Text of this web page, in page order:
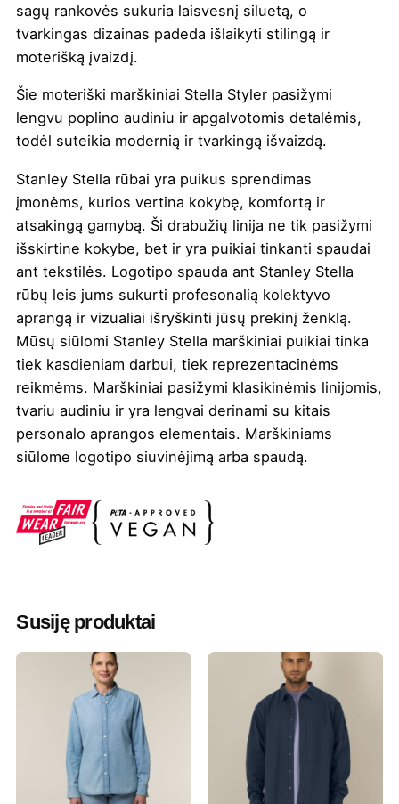
sagų rankovės sukuria laisvesnį siluetą, o
tvarkingas dizainas padeda išlaikyti stilingą ir
moterišką įvaizdį.
Šie moteriški marškiniai Stella Styler pasižymi
lengvu poplino audiniu ir apgalvotomis detalėmis,
todėl suteikia modernią ir tvarkingą išvaizdą.
Stanley Stella rūbai yra puikus sprendimas
įmonėms, kurios vertina kokybę, komfortą ir
atsakingą gamybą. Ši drabužių linija ne tik pasižymi
išskirtine kokybe, bet ir yra puikiai tinkanti spaudai
ant tekstilės. Logotipo spauda ant Stanley Stella
rūbų leis jums sukurti profesonalią kolektyvo
aprangą ir vizualiai išryškinti jūsų prekinį ženklą.
Mūsų siūlomi Stanley Stella marškiniai puikiai tinka
tiek kasdieniam darbui, tiek reprezentacinėms
reikmėms. Marškiniai pasižymi klasikinėmis linijomis,
tvariu audiniu ir yra lengvai derinami su kitais
personalo aprangos elementais. Marškiniams
siūlome logotipo siuvinėjimą arba spaudą.
Spalva French mėlyna
Kreminė ,Žydra
Džiovinimas Draudžiama džiovinti džiovyklėje
Lyginimas 110°
Skalbimas
30° Panašios spalvos drabužius
skalbkite kartu, nelyginkite ant
spaudos, skalbkite ir lyginkite
išvirkščiąja puse.
Susiję produktai